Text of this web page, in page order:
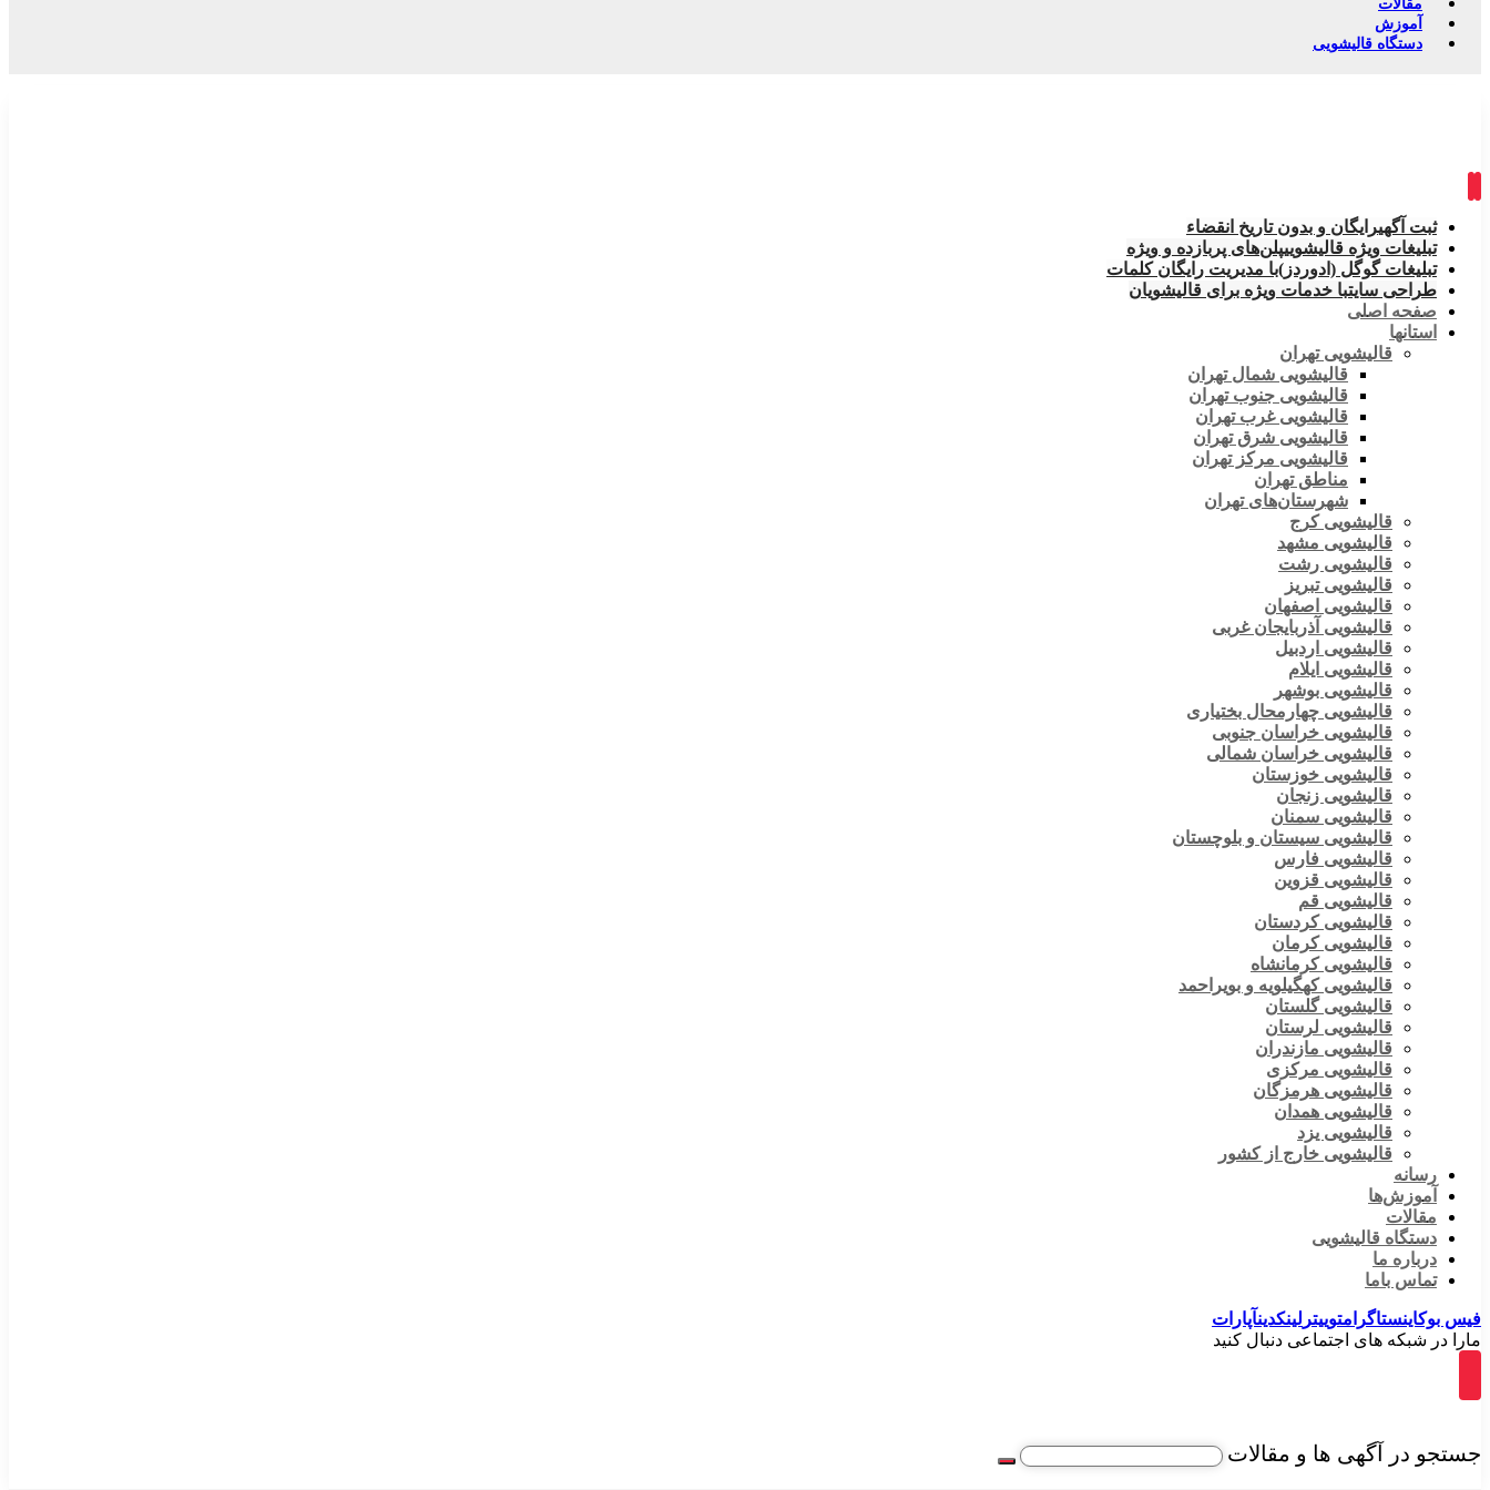
مقالات
آموزش
دستگاه قالیشویی
ثبت آگهیرایگان و بدون تاریخ انقضاء
تبلیغات ویژه قالیشوییپلن‌های پربازده و ویژه
تبلیغات گوگل (ادوردز)با مدیریت رایگان کلمات
طراحی سایتبا خدمات ویژه برای قالیشویان
صفحه اصلی
استانها
قالیشویی تهران
قالیشویی شمال تهران
قالیشویی جنوب تهران
قالیشویی غرب تهران
قالیشویی شرق تهران
قالیشویی مرکز تهران
مناطق تهران
شهرستان‌های تهران
قالیشویی کرج
قالیشویی مشهد
قالیشویی رشت
قالیشویی تبریز
قالیشویی اصفهان
قالیشویی آذربایجان غربی
قالیشویی اردبیل
قالیشویی ایلام
قالیشویی بوشهر
قالیشویی چهارمحال بختیاری
قالیشویی خراسان جنوبی
قالیشویی خراسان شمالی
قالیشویی خوزستان
قالیشویی زنجان
قالیشویی سمنان
قالیشویی سیستان و بلوچستان
قالیشویی فارس
قالیشویی قزوین
قالیشویی قم
قالیشویی کردستان
قالیشویی کرمان
قالیشویی کرمانشاه
قالیشویی کهگیلویه و بویراحمد
قالیشویی گلستان
قالیشویی لرستان
قالیشویی مازندران
قالیشویی مرکزی
قالیشویی هرمزگان
قالیشویی همدان
قالیشویی یزد
قالیشویی خارج از کشور
رسانه
آموزش‌ها
مقالات
دستگاه قالیشویی
درباره ما
تماس باما
فیس بوکاینستاگرامتوییتر لینکدینآپارات
مارا در شبکه های اجتماعی دنبال کنید
جستجو در آگهی ها و مقالات